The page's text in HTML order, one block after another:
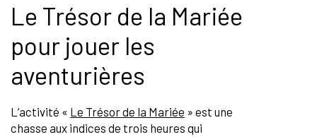
Le Trésor de la Mariée
pour jouer les
aventurières
L’activité « Le Trésor de la Mariée » est une
chasse aux indices de trois heures qui